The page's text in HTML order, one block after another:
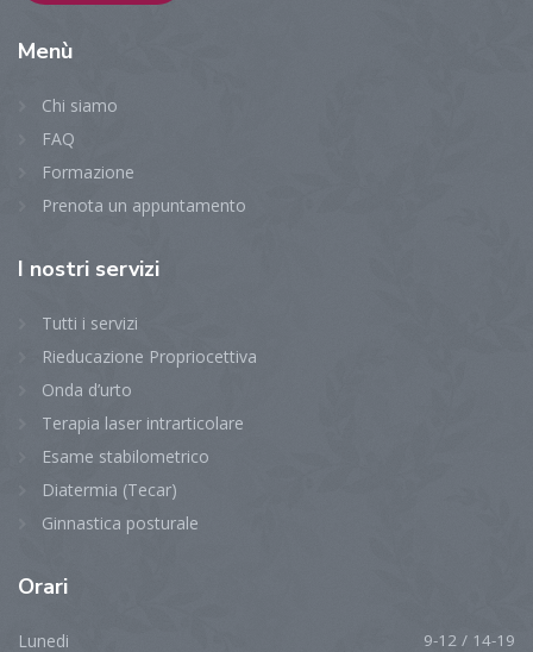
Menù
Chi siamo
FAQ
Formazione
Prenota un appuntamento
I nostri servizi
Tutti i servizi
Rieducazione Propriocettiva
Onda d’urto
Terapia laser intrarticolare
Esame stabilometrico
Diatermia (Tecar)
Ginnastica posturale
Orari
Lunedi 9-12 / 14-19